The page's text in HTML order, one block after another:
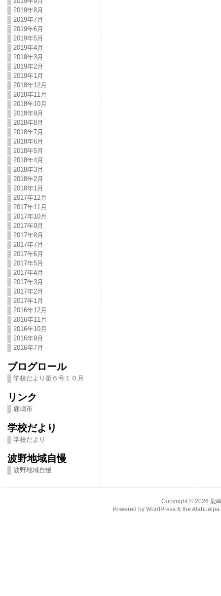
2019年8月
2019年7月
2019年6月
2019年5月
2019年4月
2019年3月
2019年2月
2019年1月
2018年12月
2018年11月
2018年10月
2018年9月
2018年8月
2018年7月
2018年6月
2018年5月
2018年4月
2018年3月
2018年2月
2018年1月
2017年12月
2017年11月
2017年10月
2017年9月
2017年8月
2017年7月
2017年6月
2017年5月
2017年4月
2017年3月
2017年2月
2017年1月
2016年12月
2016年11月
2016年10月
2016年9月
2016年7月
ブログロール
学校だより第６号１０月
リンク
鹿嶋市
学校だより
学校だより
波野地域自慢
波野地域自慢
Copyright © 2026 鹿
Powered by WordPress& the Atahualpa